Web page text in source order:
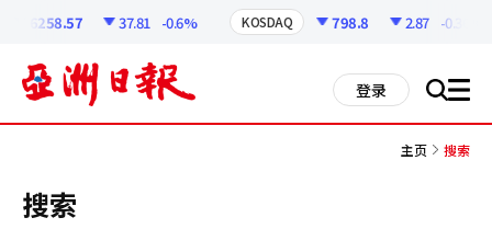
6258.57 37.81 -0.6% KOSDAQ 798.8 2.87 -0.36%
登录 搜 all
主页 搜索
搜索